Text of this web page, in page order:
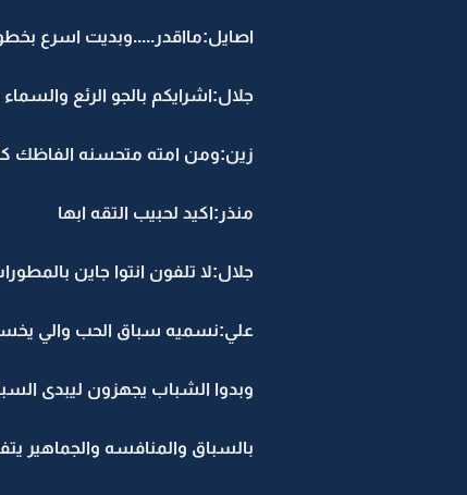
اصايل:مااقدر.....وبديت اسرع
جلال:اشرايكم بالجو الرئع
زين:ومن امته متحسنه الفاظك
منذر:اكيد لحبيب التقه ابها
جلال:لا تلفون انتوا جاين
علي:نسميه سباق الحب والي
وبدوا الشباب يجهزون ليبدى
بالسباق والمنافسه والجماهير